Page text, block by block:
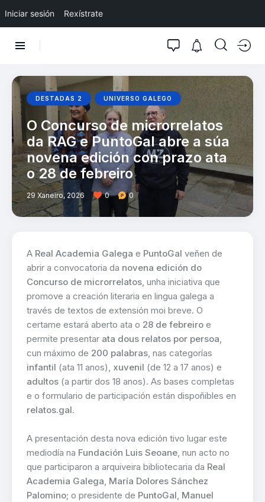
Iniciar sesión Rexístrate
DESTADAS 2 UNIVERSO GALEGO
O Concurso de microrrelatos
da RAG e PuntoGal abre a súa
novena edición con prazo ata
o 28 de febreiro
29 Xaneiro, 2026 0 0
A Real Academia Galega e PuntoGal veñen de
abrir a convocatoria da novena edición do
Concurso de microrrelatos , unha iniciativa que
promove a creación literaria en lingua galega a
través de textos de extensión moi breve. O
certame estará aberto ata o 28 de febreiro e
permite presentar ata dous relatos por persoa
cun máximo de 200 palabras , nas categorías
infantil (ata 11 anos), xuvenil (de 12 a 17 anos) e
adultos (a partir dos 18 anos). As bases completas
e o formulario de participación están dispoñibles en
relatos.gal.
A presentación desta nova edición tivo lugar este
mediodía na Fundación Luis Seoane , nun acto no
que participaron a arquiveira bibliotecaria da Real
Academia Galega María Dolores Sánchez
Palomino; o presidente de PuntoGal Manuel